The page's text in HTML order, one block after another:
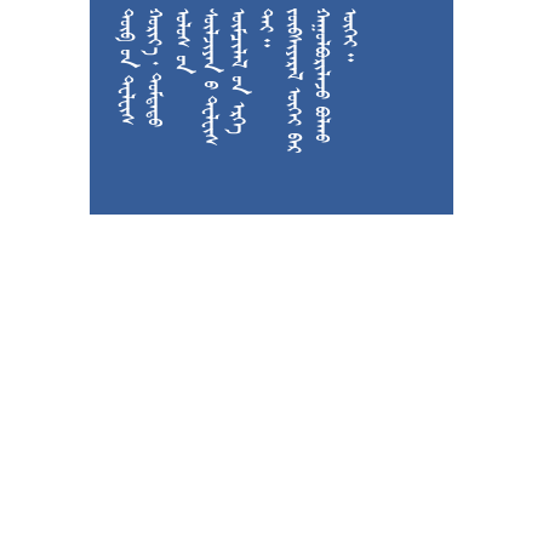

































































  






































 